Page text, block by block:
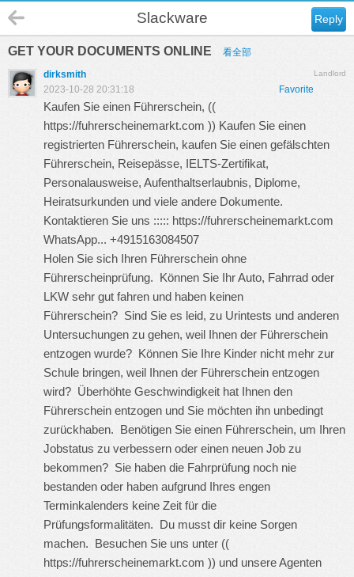
Reply
Slackware
GET YOUR DOCUMENTS ONLINE 看全部
Landlord
dirksmith
Favorite
2023-10-28 20:31:18
Kaufen Sie einen Führerschein, ((
https://fuhrerscheinemarkt.com )) Kaufen Sie einen
registrierten Führerschein, kaufen Sie einen gefälschten
Führerschein, Reisepässe, IELTS-Zertifikat,
Personalausweise, Aufenthaltserlaubnis, Diplome,
Heiratsurkunden und viele andere Dokumente.
Kontaktieren Sie uns ::::: https://fuhrerscheinemarkt.com
WhatsApp... +4915163084507
Holen Sie sich Ihren Führerschein ohne
Führerscheinprüfung. Können Sie Ihr Auto, Fahrrad oder
LKW sehr gut fahren und haben keinen
Führerschein? Sind Sie es leid, zu Urintests und anderen
Untersuchungen zu gehen, weil Ihnen der Führerschein
entzogen wurde? Können Sie Ihre Kinder nicht mehr zur
Schule bringen, weil Ihnen der Führerschein entzogen
wird? Überhöhte Geschwindigkeit hat Ihnen den
Führerschein entzogen und Sie möchten ihn unbedingt
zurückhaben. Benötigen Sie einen Führerschein, um Ihren
Jobstatus zu verbessern oder einen neuen Job zu
bekommen? Sie haben die Fahrprüfung noch nie
bestanden oder haben aufgrund Ihres engen
Terminkalenders keine Zeit für die
Prüfungsformalitäten. Du musst dir keine Sorgen
machen. Besuchen Sie uns unter ((
https://fuhrerscheinemarkt.com )) und unsere Agenten